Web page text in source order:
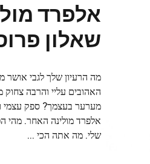
אלפרד
שאלון
מה הרעיון שלך לגבי אושר
האהובים עליי והרבה
מערער בעצמך? ספק עצמי
אלפרד מולינה האחר. מהי
שלי. מה אתה הכי ...